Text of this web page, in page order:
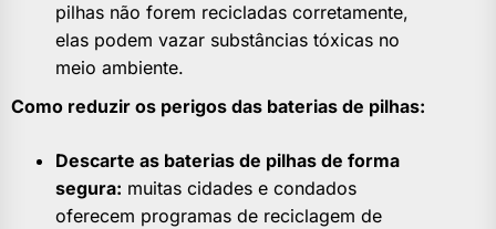
pilhas não forem recicladas corretamente,
elas podem vazar substâncias tóxicas no
meio ambiente.
Como reduzir os perigos das baterias de pilhas:
Descarte as baterias de pilhas de forma
segura: muitas cidades e condados
oferecem programas de reciclagem de